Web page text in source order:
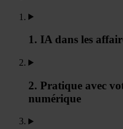
1. IA dans les
2. Pratique avec
numérique